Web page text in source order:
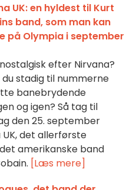
UK: en hyldest til Kurt
band, som man kan
på Olympia i september
efter Nirvana?
stadig til nummerne
banebrydende
og igen? Så tag til
den 25. september
det allerførste
amerikanske band
[Læs mere]